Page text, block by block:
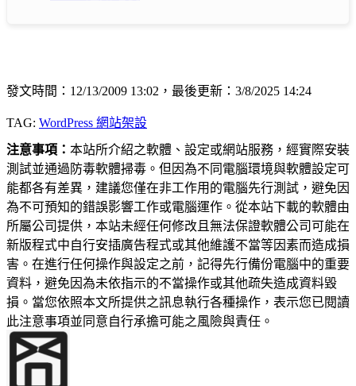
發文時間：12/13/2009 13:02，最後更新：3/8/2025 14:24
TAG: WordPress 網站架設
注意事項： 本站所介紹之軟體、設定或網站服務，經實際安裝
測試並通過防毒軟體掃毒。但因為不同電腦環境與軟體設定可
能都各有差異，建議您僅在非工作用的電腦先行測試，避免因
為不可預知的錯誤影響工作或電腦運作。從本站下載的軟體由
所屬公司提供，本站未經任何修改且無法保證軟體公司可能在
新版程式中自行安插廣告程式或其他維護不當等因素而造成損
害。在進行任何操作與設定之前，記得先行備份電腦中的重要
資料，避免因為未依指示的不當操作或其他疏失造成資料毀
損。當您依照本文所提供之訊息執行各種操作，表示您已閱讀
此注意事項並同意自行承擔可能之風險與責任。